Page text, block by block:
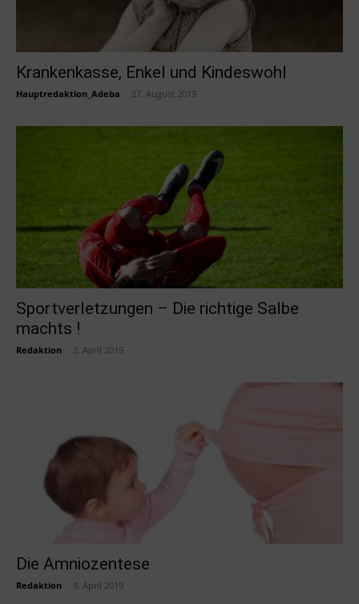
Krankenkasse, Enkel und Kindeswohl
Hauptredaktion_Adeba 27. August 2019
Sportverletzungen – Die richtige Salbe
machts !
Redaktion 3. April 2019
Die Amniozentese
Redaktion 9. April 2019